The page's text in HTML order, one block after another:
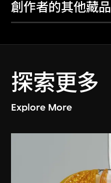
創作者的其他藏品
探索更多
Explore More